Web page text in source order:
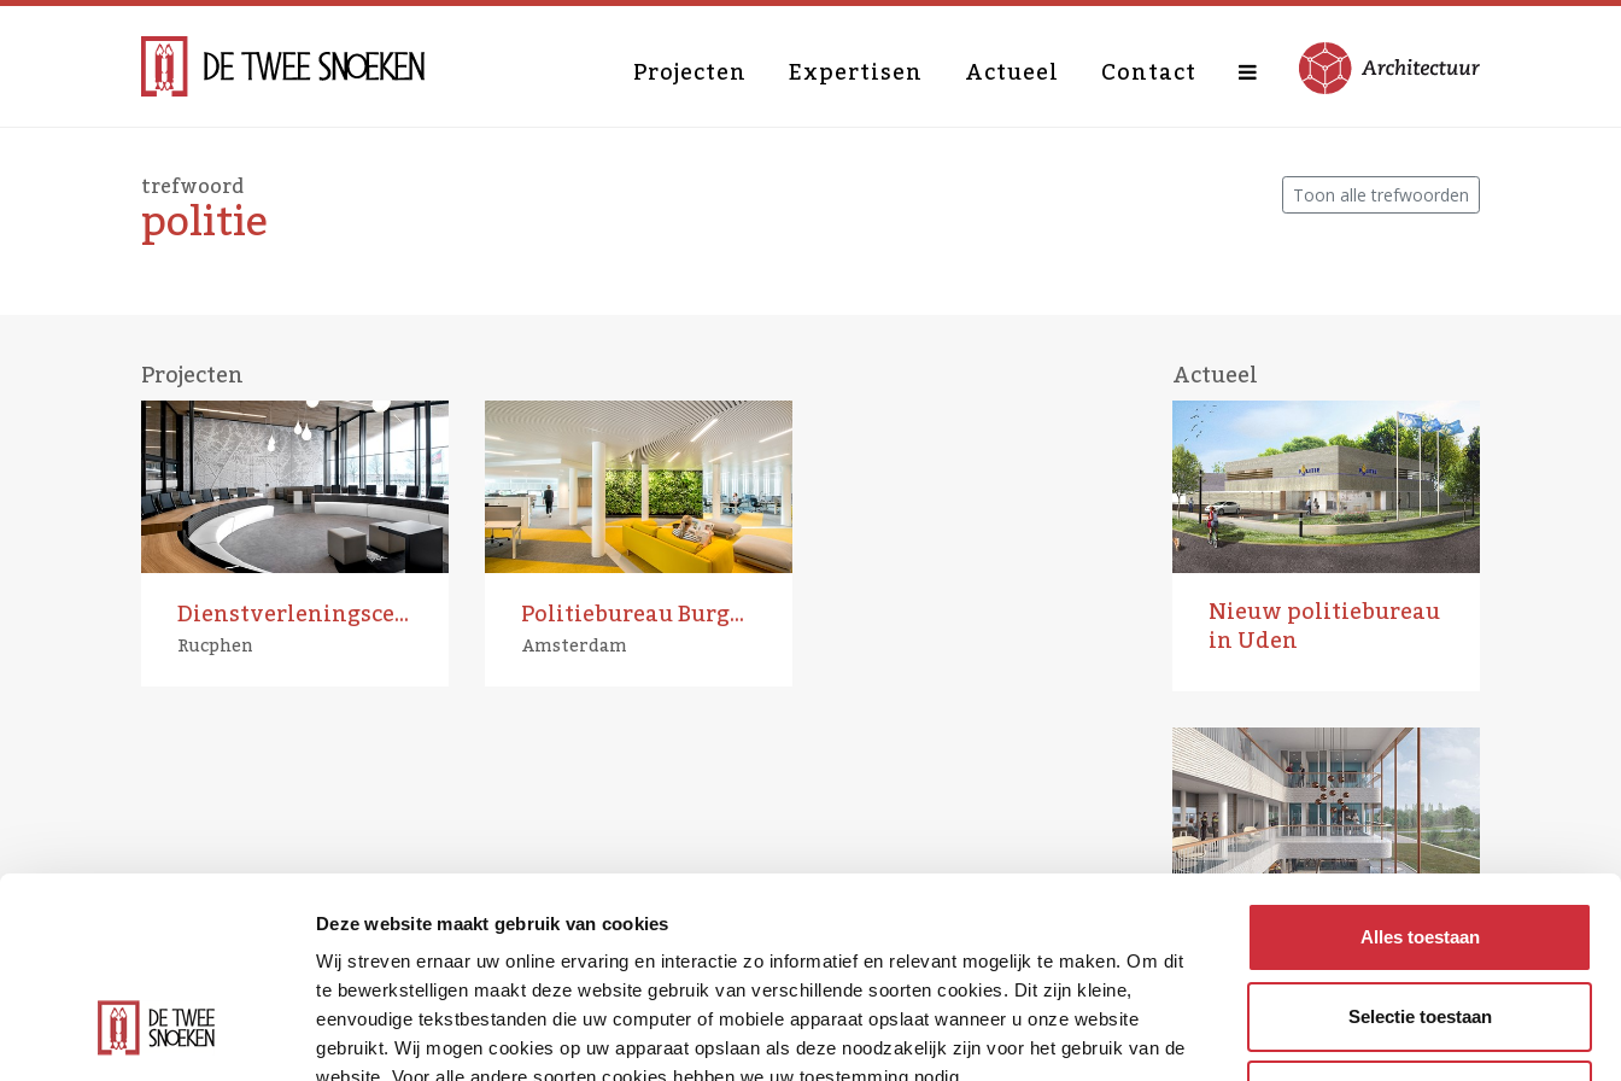
Deze website maakt gebruik van cookies
Wij streven ernaar uw online ervaring en interactie zo informatief en relevant mogelijk te maken. Om dit
te bewerkstelligen maakt deze website gebruik van verschillende soorten cookies. Dit zijn kleine,
eenvoudige tekstbestanden die uw computer of mobiele apparaat opslaat wanneer u onze website
gebruikt. Wij mogen cookies op uw apparaat opslaan als deze noodzakelijk zijn voor het gebruik van de
Alles toestaan
Selectie toestaan
Projecten Expertisen Actueel Contact
Toon alle trefwoorden
trefwoord
politie
Projecten
Dienstverleningscentrum
Rucphen
Politiebureau Burgwallen
Amsterdam
Actueel
Nieuw politiebureau
in Uden
Opdracht renovatie
politiebureau
Zaandijk